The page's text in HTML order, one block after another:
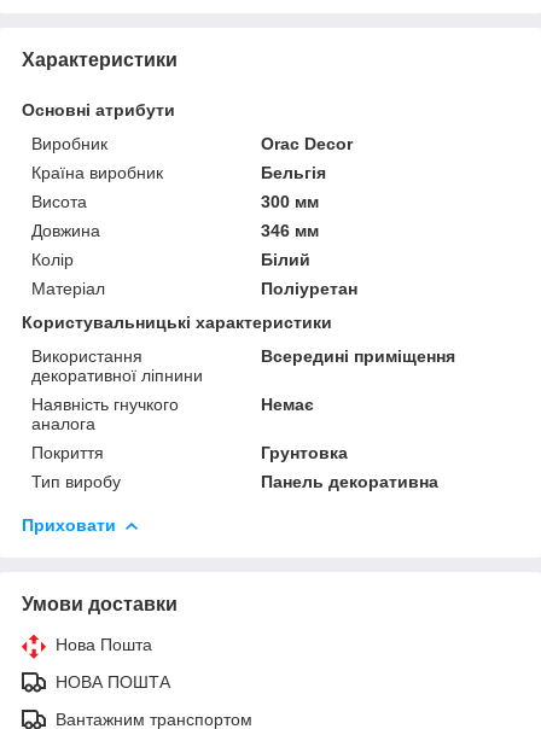
Характеристики
Основні атрибути
Виробник
Orac Decor
Країна виробник
Бельгія
Висота
300 мм
Довжина
346 мм
Колір
Білий
Матеріал
Поліуретан
Користувальницькі характеристики
Використання
декоративної ліпнини
Всередині приміщення
Наявність гнучкого
аналога
Немає
Покриття
Грунтовка
Тип виробу
Панель декоративна
Приховати
Умови доставки
Нова Пошта
НОВА ПОШТА
Вантажним транспортом